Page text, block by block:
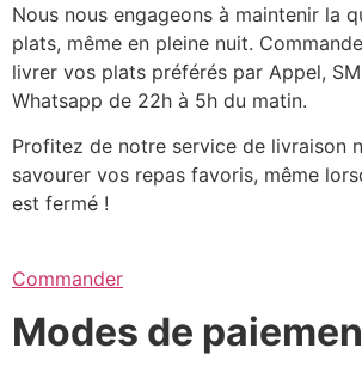
Nous nous engageons à maintenir la
plats, même en pleine nuit.
livrer vos plats préférés par Appel,
Whatsapp de 22h à 5h du matin.
Profitez de notre service de livraison
savourer vos repas favoris, même
est fermé !
Commander
Modes de